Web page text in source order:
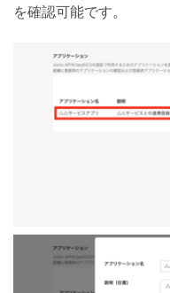
を確認可能です。